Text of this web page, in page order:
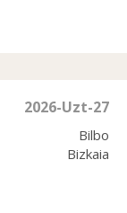
2026-Uzt-27
Bilbo
Bizkaia